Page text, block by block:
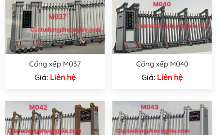
Cổng xếp M037
Giá: Liên hệ
Cổng xếp M040
Giá: Liên hệ